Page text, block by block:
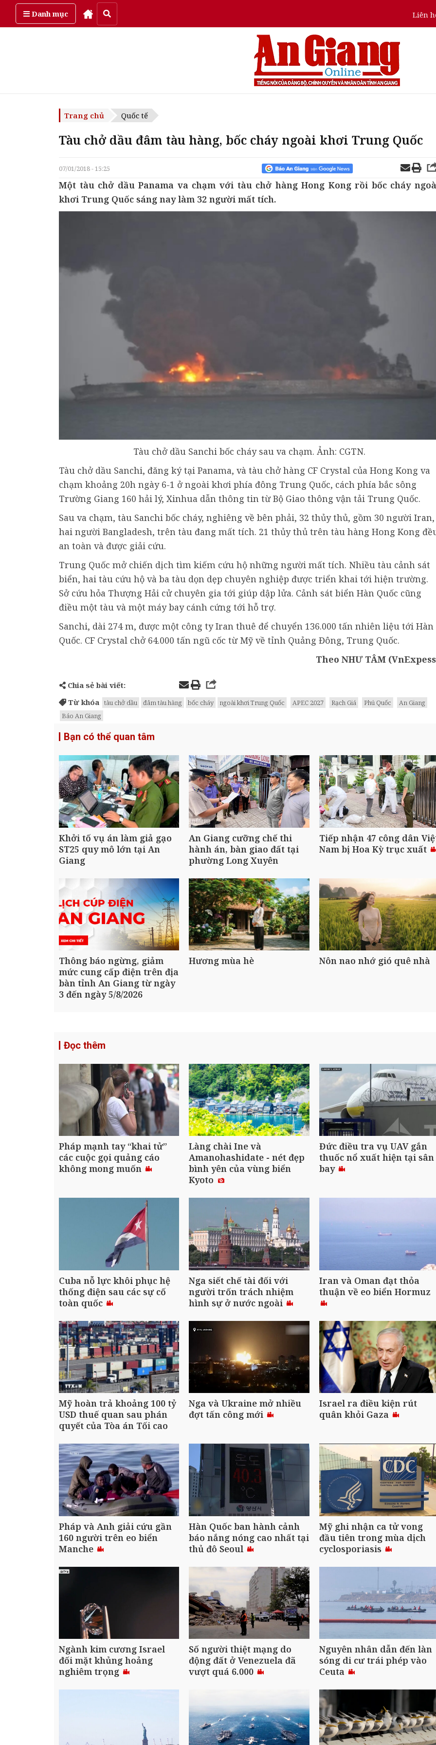
Danh mục Liên
Thứ năm, ngày 6/08/2026
Trang chủ Quốc tế
Tàu chở dầu đâm tàu hàng, bốc cháy ngoài khơi Trung Quốc
07/01/2018 - 15:25
Một tàu chở dầu Panama va chạm với tàu chở hàng Hong Kong rồi bốc cháy
khơi Trung Quốc sáng nay làm 32 người mất tích.
Tàu chở dầu Sanchi bốc cháy sau va chạm. Ảnh: CGTN.
Tàu chở dầu Sanchi, đăng ký tại Panama, và tàu chở hàng CF Crystal của Hong Kong va
chạm khoảng 20h ngày 6-1 ở ngoài khơi phía đông Trung Quốc, cách phía bắc sông
Trường Giang 160 hải lý, Xinhua dẫn thông tin từ Bộ Giao thông vận tải Trung Quốc.
Sau va chạm, tàu Sanchi bốc cháy, nghiêng về bên phải, 32 thủy thủ, gồm 30 người Iran,
hai người Bangladesh, trên tàu đang mất tích. 21 thủy thủ trên tàu hàng Hong Kong
an toàn và được giải cứu.
Trung Quốc mở chiến dịch tìm kiếm cứu hộ những người mất tích. Nhiều tàu cảnh sát
biển, hai tàu cứu hộ và ba tàu dọn dẹp chuyên nghiệp được triển khai tới hiện trường.
Sở cứu hỏa Thượng Hải cử chuyên gia tới giúp dập lửa. Cảnh sát biển Hàn Quốc cũng
điều một tàu và một máy bay cánh cứng tới hỗ trợ.
Sanchi, dài 274 m, được một công ty Iran thuê để chuyển 136.000 tấn nhiên liệu tới Hàn
Quốc. CF Crystal chở 64.000 tấn ngũ cốc từ Mỹ về tỉnh Quảng Đông, Trung Quốc.
Theo NHƯ TÂM
Chia sẻ bài viết:
Từ khóa tàu chở dầu đâm tàu hàng bốc cháy ngoài khơi Trung Quốc APEC 2027 Rạch Giá Phú Quốc
An Giang
Báo An Giang
Bạn có thể quan tâm
Khởi tố vụ án làm giả gạo
ST25 quy mô lớn tại An
Giang
An Giang cưỡng chế thi
hành án, bàn giao đất tại
phường Long Xuyên
Tiếp nhận 47 công dân
Nam bị Hoa Kỳ trục xuất
Thông báo ngừng, giảm
mức cung cấp điện trên địa
bàn tỉnh An Giang từ ngày
3 đến ngày 5/8/2026
Hương mùa hè Nôn nao nhớ gió quê nhà
Đọc thêm
Pháp mạnh tay “khai tử”
các cuộc gọi quảng cáo
không mong muốn
Làng chài Ine và
Amanohashidate - nét đẹp
bình yên của vùng biển
Kyoto
Đức điều tra vụ UAV gắn
thuốc nổ xuất hiện tại sân
bay
Cuba nỗ lực khôi phục hệ
thống điện sau các sự cố
toàn quốc
Nga siết chế tài đối với
người trốn trách nhiệm
hình sự ở nước ngoài
Iran và Oman đạt thỏa
thuận về eo biển Hormuz
Mỹ hoàn trả khoảng 100 tỷ
USD thuế quan sau phán
quyết của Tòa án Tối cao
Nga và Ukraine mở nhiều
đợt tấn công mới
Israel ra điều kiện rút
quân khỏi Gaza
Pháp và Anh giải cứu gần
160 người trên eo biển
Manche
Hàn Quốc ban hành cảnh
báo nắng nóng cao nhất tại
thủ đô Seoul
Mỹ ghi nhận ca tử vong
đầu tiên trong mùa dịch
cyclosporiasis
Ngành kim cương Israel
đối mặt khủng hoảng
nghiêm trọng
Số người thiệt mạng do
động đất ở Venezuela đã
vượt quá 6.000
Nguyên nhân dẫn đến làn
sóng di cư trái phép vào
Ceuta